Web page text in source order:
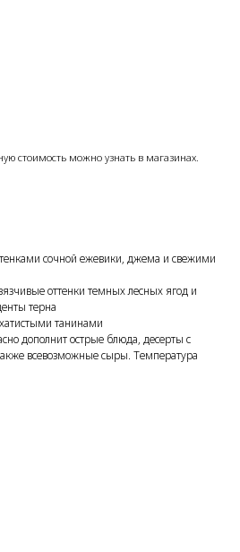
стоимость можно узнать в магазинах.
сочной ежевики, джема и свежими
оттенки темных лесных ягод и
терна
танинами
дополнит острые блюда, десерты с
всевозможные сыры. Температура